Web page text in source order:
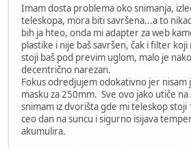
Imam dosta problema oko snimanja,
teleskopa, mora biti savršena...a to
bih ja hteo, onda mi adapter za web
plastike i nije baš savršen, čak i filter koji
stoji baš pod previm uglom, malo je
decentrično narezan.
Fokus odredjujem odokativno jer nisam
masku za 250mm. Sve ovo jako utiče na
snimam iz dvorišta gde mi teleskop stoji
ceo dan na suncu i sigurno isijava
akumulira.